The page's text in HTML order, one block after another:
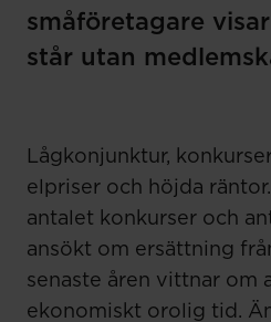
småföretagare
står utan
Lågkonjunktur,
elpriser och höjda
antalet konkurser och
ansökt om ersättning
senaste åren vittnar om
ekonomiskt orolig tid.